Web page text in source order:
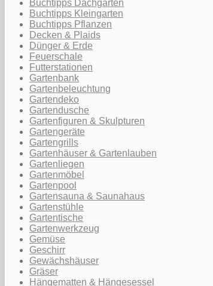
Buchtipps Dachgarten
Buchtipps Kleingarten
Buchtipps Pflanzen
Decken & Plaids
Dünger & Erde
Feuerschale
Futterstationen
Gartenbank
Gartenbeleuchtung
Gartendeko
Gartendusche
Gartenfiguren & Skulpturen
Gartengeräte
Gartengrills
Gartenhäuser & Gartenlauben
Gartenliegen
Gartenmöbel
Gartenpool
Gartensauna & Saunahaus
Gartenstühle
Gartentische
Gartenwerkzeug
Gemüse
Geschirr
Gewächshäuser
Gräser
Hängematten & Hängesessel